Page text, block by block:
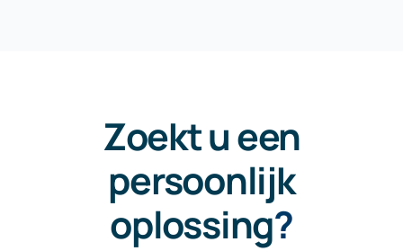
Zoekt u een
persoonlijk
oplossing?